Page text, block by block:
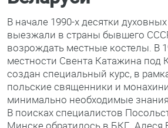
В начале 1990-х десятки
выезжали в страны бывшего
возрождать местные костелы. В
местности Свента Катажина под
создан специальный курс, в
польские священники и
минимально необходимые
В поисках специалистов